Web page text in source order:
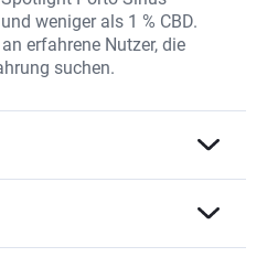
weniger als 1 % CBD.
erfahrene Nutzer, die
suchen.
THC-Konzentration
aus Terpenen, die
Sirius wird ohne
und erdig; potenziell